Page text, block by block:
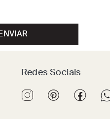
ENVIAR
Redes Sociais